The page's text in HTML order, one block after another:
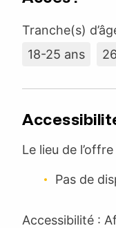
Tranche(s)
18-25 ans
Le lieu de
Pas de
Accessibilité :